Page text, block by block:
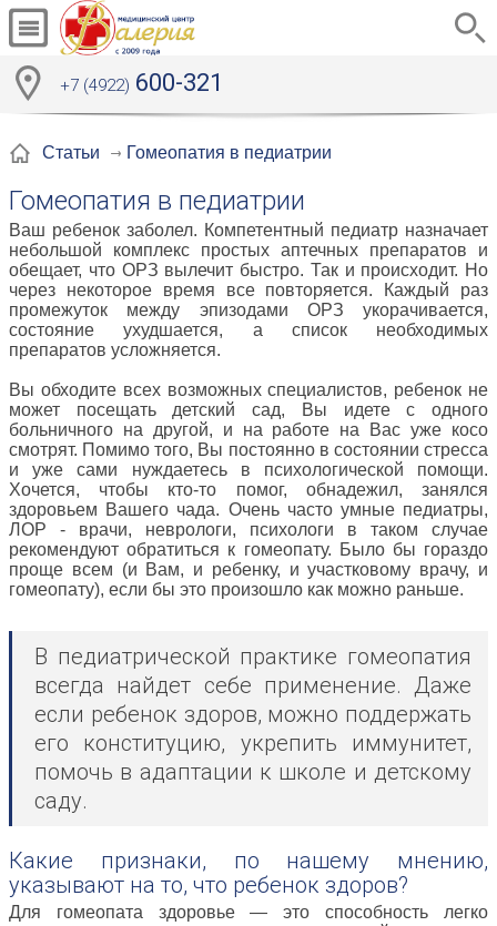
+7 (4922) 600-321
Статьи Гомеопатия в педиатрии
Гомеопатия в педиатрии
Ваш ребенок заболел. Компетентный педиатр назначает
небольшой комплекс простых аптечных препаратов и
обещает, что ОРЗ вылечит быстро. Так и происходит. Но
через некоторое время все повторяется. Каждый раз
промежуток между эпизодами ОРЗ укорачивается,
состояние ухудшается, а список необходимых
препаратов усложняется.
Вы обходите всех возможных специалистов, ребенок не
может посещать детский сад, Вы идете с одного
больничного на другой, и на работе на Вас уже косо
смотрят. Помимо того, Вы постоянно в состоянии стресса
и уже сами нуждаетесь в психологической помощи.
Хочется, чтобы кто-то помог, обнадежил, занялся
здоровьем Вашего чада. Очень часто умные педиатры,
ЛОР - врачи, неврологи, психологи в таком случае
рекомендуют обратиться к гомеопату. Было бы гораздо
проще всем (и Вам, и ребенку, и участковому врачу, и
гомеопату), если бы это произошло как можно раньше.
В педиатрической практике гомеопатия
всегда найдет себе применение. Даже
если ребенок здоров, можно поддержать
его конституцию, укрепить иммунитет,
помочь в адаптации к школе и детскому
саду.
Какие признаки, по нашему мнению,
указывают на то, что ребенок здоров?
Для гомеопата здоровье — это способность легко